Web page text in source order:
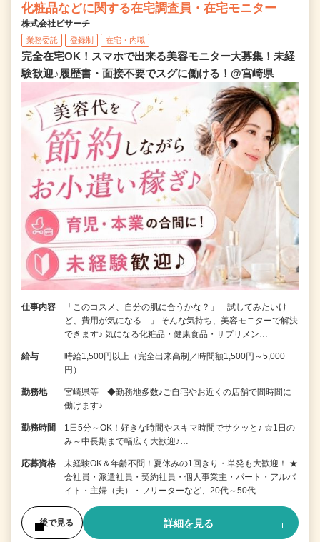
化粧品などに関する在宅調査員・在宅モニター
株式会社ビサーチ
業務委託 登録制 在宅・内職
完全在宅OK！スマホで出来る美容モニター大募集！未経
験歓迎♪履歴書・面接不要でスグに働ける！@宮崎県
仕事内容
「このコスメ、自分の肌に合うかな？」「試してみたいけ
ど、費用が気になる…」 そんな気持ち、美容モニターで解決
できます♪ 気になる化粧品・健康食品・サプリメン…
給与
時給1,500円以上（完全出来高制／時間額1,500円～5,000
円）
勤務地
宮崎県等 ◆勤務地多数♪ご自宅やお近くの店舗で間時間に
働けます♪
勤務時間
1日5分～OK！好きな時間やスキマ時間でサクッと♪ ☆1日の
み～中長期まで幅広く大歓迎♪…
応募資格
未経験OK＆年齢不問！夏休みの1回きり・単発も大歓迎！ ★
会社員・派遣社員・契約社員・個人事業主・パート・アルバ
イト・主婦（夫）・フリーターなど、20代～50代…
後で見る 詳細を見る